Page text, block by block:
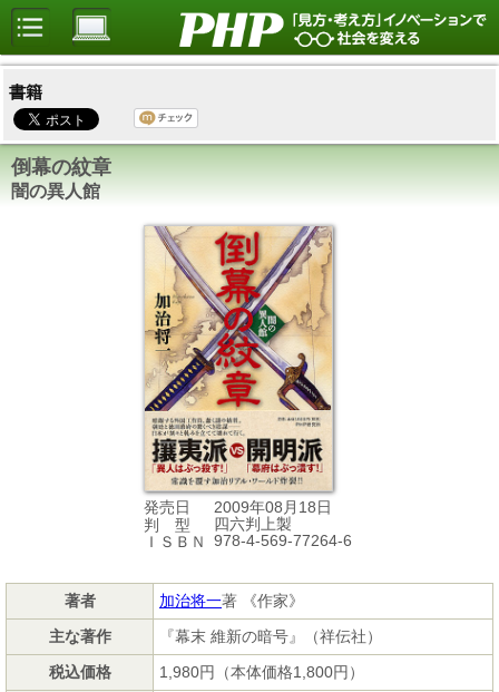
書籍
倒幕の紋章
闇の異人館
発売日
2009年08月18日
判 型
四六判上製
ＩＳＢＮ
978-4-569-77264-6
著者 加治将一著 《作家》
主な著作
『幕末 維新の暗号』（祥伝社）
税込価格
1,980円（本体価格1,800円）